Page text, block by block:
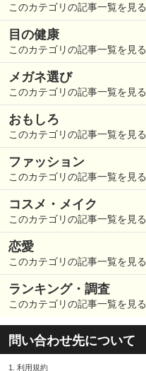
このカテゴリの記事一覧を見る
目の健康
このカテゴリの記事一覧を見る
メガネ選び
このカテゴリの記事一覧を見る
おもしろ
このカテゴリの記事一覧を見る
ファッション
このカテゴリの記事一覧を見る
コスメ・メイク
このカテゴリの記事一覧を見る
恋愛
このカテゴリの記事一覧を見る
ランキング・調査
このカテゴリの記事一覧を見る
問い合わせ先について
1. 利用規約